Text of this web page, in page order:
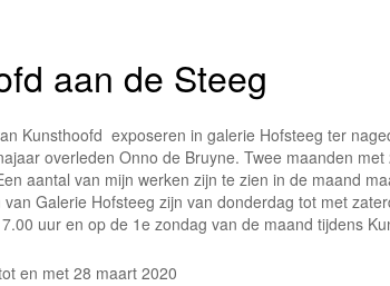
aan de Steeg
Kunsthoofd exposeren in galerie Hofsteeg ter
overleden Onno de Bruyne. Twee maanden met
aantal van mijn werken zijn te zien in de maand
Galerie Hofsteeg zijn van donderdag tot met
uur en op de 1e zondag van de maand tijdens
en met 28 maart 2020